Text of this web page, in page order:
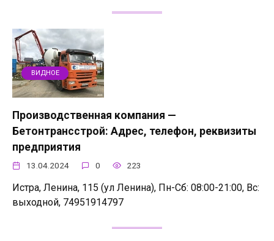
ВИДНОЕ
Производственная компания —
Бетонтрансстрой: Адрес, телефон, реквизиты
предприятия
13.04.2024 0 223
Истра, Ленина, 115 (ул Ленина), Пн-Сб: 08:00-21:00, Вс:
выходной, 74951914797